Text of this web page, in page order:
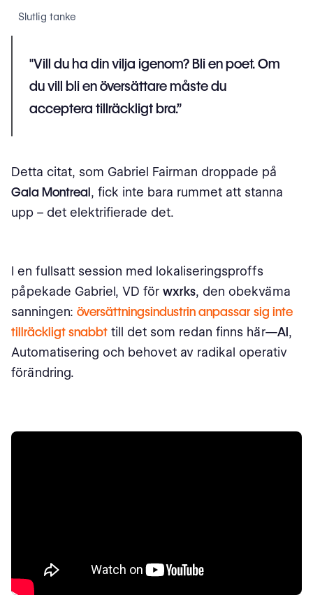
Slutlig tanke
"Vill du ha din vilja igenom? Bli en poet. Om
du vill bli en översättare måste du
acceptera tillräckligt bra.”
Detta citat, som Gabriel Fairman droppade på
Gala Montreal, fick inte bara rummet att stanna
upp – det elektrifierade det.
I en fullsatt session med lokaliseringsproffs
påpekade Gabriel, VD för wxrks, den obekväma
sanningen: översättningsindustrin anpassar sig inte
tillräckligt snabbt till det som redan finns här—AI,
Automatisering och behovet av radikal operativ
förändring.